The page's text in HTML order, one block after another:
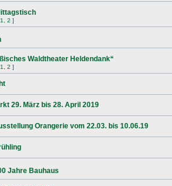
1 2 ]
Waldtheater Heldendank“
1 2 ]
29. März bis 28. April 2019
Orangerie vom 22.03. bis 10.06.19
Jahre Bauhaus